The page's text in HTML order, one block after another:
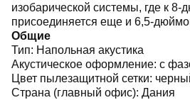
изобарической системы, где к
присоединяется еще и 6,5-
Общие
Тип: Напольная акустика
Акустическое оформление: с
Цвет пылезащитной сетки:
Страна (главный офис): Дания